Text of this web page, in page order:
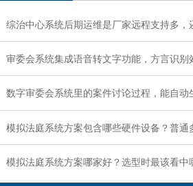
综治中心系统后期运维是厂家远程支持多，
审委会系统集成语音转文字功能，方言识别
数字审委会系统里的案件讨论过程，能自动
模拟法庭系统方案包含哪些硬件设备？普通
吗？
模拟法庭系统方案哪家好？选型时最该看中